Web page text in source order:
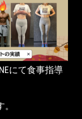
にて食事指導